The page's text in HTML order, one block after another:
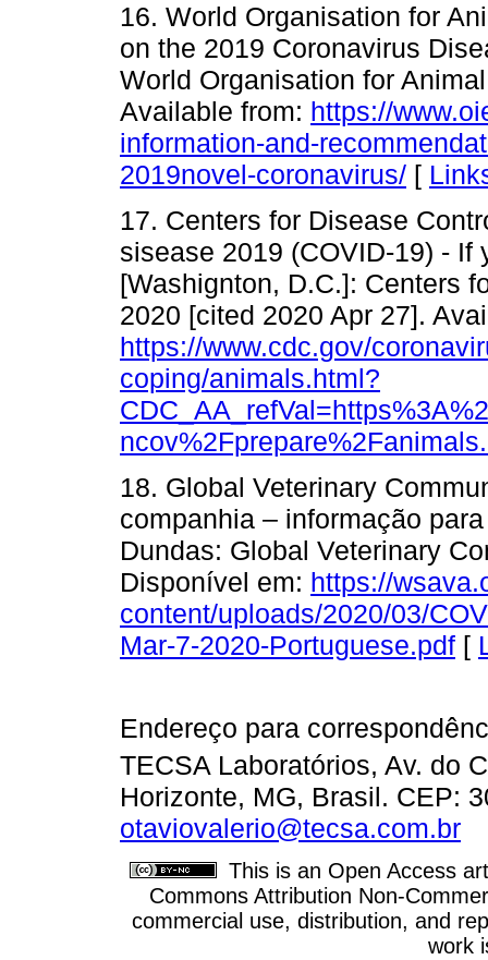
16. World Organisation for
on the 2019 Coronavirus
World Organisation for
Available from: https://
information-and-
2019novel-coronavirus/ [
17. Centers for Disease
sisease 2019 (COVID-19) -
[Washignton, D.C.]: Centers
2020 [cited 2020 Apr 27].
https://www.cdc.gov/
coping/animals.html?
18. Global Veterinary
companhia – informação
Dundas: Global Veterinary
Disponível em: https://
content/uploads/2020/03/
Mar-7-2020-Portuguese.pdf [
Endereço para
TECSA Laboratórios, Av. do
Horizonte, MG, Brasil. CEP:
otaviovalerio@tecsa.com.br
This is an Open Access
Commons Attribution Non-
commercial use, distribution, and
work